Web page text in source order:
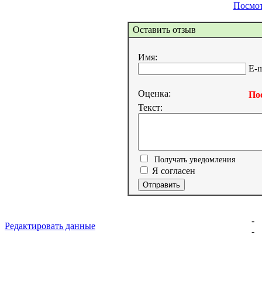
Оставить отзыв
Имя:
E-
Оценка:
Текст:
Получать уведомления
Я согласен
Редактировать данные
-
-